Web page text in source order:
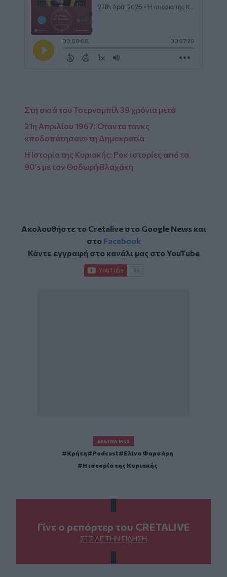
Στη σκιά του Τσερνομπίλ 39 χρόνια μετά
21η Απριλίου 1967: Όταν τα τανκς
«ποδοπάτησαν» τη Δημοκρατία
Η Ιστορία της Κυριακής: Ροκ ιστορίες από τα
90’s με τον Θοδωρή Βλαχάκη
Ακολουθήστε το Cretalive στο Google Newsκαι
στο Facebook
Κάντε εγγραφή στο κανάλι μας στοYouTube
ΣΧΕΤΙΚΆ TAGS
Κρήτη Podcast
Ελίνα Φαρσάρη
Η ιστορία της Κυριακής
Γίνε ο ρεπόρτερ του CRETALIVE
ΣΤΕΊΛΕ ΤΗΝ ΕΊΔΗΣΗ